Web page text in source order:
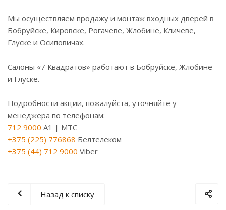
Мы осуществляем продажу и монтаж входных дверей в
Бобруйске, Кировске, Рогачеве, Жлобине, Кличеве,
Глуске и Осиповичах.
Салоны «7 Квадратов» работают в Бобруйске, Жлобине
и Глуске.
Подробности акции, пожалуйста, уточняйте у
менеджера по телефонам:
712 9000 A1 | МТС
+375 (225) 776868 Белтелеком
+375 (44) 712 9000 Viber
Назад к списку